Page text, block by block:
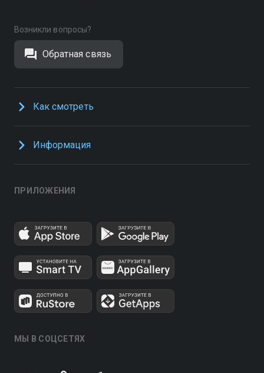
Возникли вопросы?
Обратная связь
Как смотреть
Информация
ПРИЛОЖЕНИЯ
МЫ В СОЦСЕТЯХ